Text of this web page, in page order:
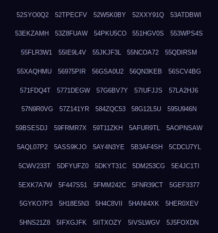
52SYO0Q2 52TPECFV 52W5K0BY 52XXY91Q 53ATDBWI
53EKZAMH 53Z8FUAW 54PKU5CO 551HGV0S 553WPS4S
55FLR3W1 55IE9L4V 55JKJF3L 55NCOA72 55QDIRSM
55XAQHMU 56975PIR 56GSA0U2 56QN3KEB 56SCV4BG
571FDQ4T 5771DEGW 57G6BV7Y 57IUFJJS 57LA2HJ6
57N9R0VG 57Z141YR 584ZQC53 58G12L5U 595U946N
59BSESDJ 59FRMR7X 59T11ZKH 5AFUR9TL 5AOPNSAW
5AQL07P2 5ASS9KJO 5AY4N3YE 5B3AF4SH 5CDCU7YL
5CWV233T 5DFYUFZ0 5DKYT31C 5DM253CG 5E4JC1TI
5EXK7A7W 5F447S51 5FMM242C 5FNR39CT 5GEF3377
5GYKO7P3 5H18E5N3 5H4C8VII 5HANI4XK 5HER0XEV
5HNS21Z8 5IFXGJFK 5IITXOZY 5IVSLWGV 5J5FOXDN